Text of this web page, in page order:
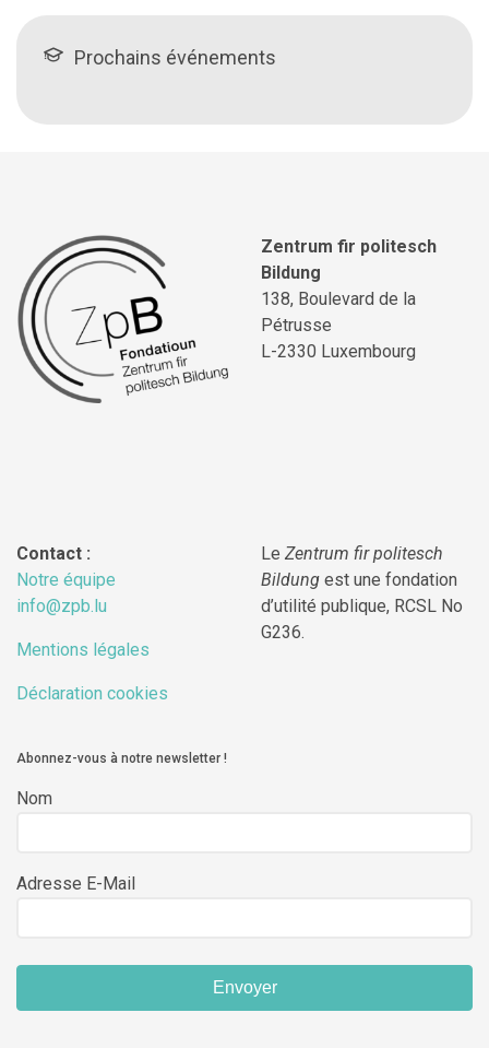
Prochains événements
Zentrum fir politesch
Bildung
138, Boulevard de la
Pétrusse
L-2330 Luxembourg
Contact :
Notre équipe
info@zpb.lu
Mentions légales
Déclaration cookies
Le Zentrum fir politesch
Bildung est une fondation
d’utilité publique, RCSL No
G236.
Abonnez-vous à notre newsletter !
Nom
Adresse E-Mail
Envoyer